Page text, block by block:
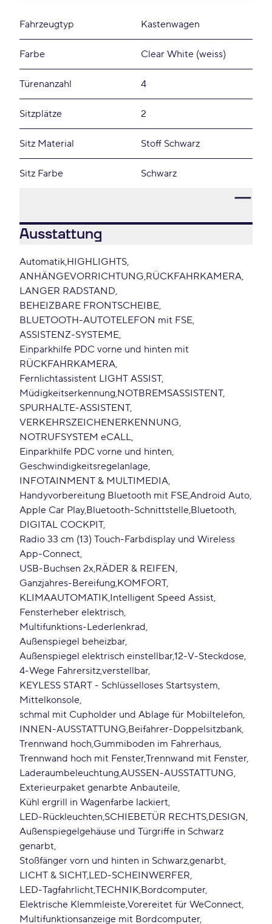
Fahrzeugtyp Kastenwagen
Farbe Clear White (weiss)
Türenanzahl 4
Sitzplätze 2
Sitz Material Stoff Schwarz
Sitz Farbe Schwarz
Ausstattung
Automatik HIGHLIGHTS
ANHÄNGEVORRICHTUNG RÜCKFAHRKAMERA
LANGER RADSTAND
BEHEIZBARE FRONTSCHEIBE
BLUETOOTH-AUTOTELEFON mit FSE
ASSISTENZ-SYSTEME
Einparkhilfe PDC vorne und hinten mit
RÜCKFAHRKAMERA
Fernlichtassistent LIGHT ASSIST
Müdigkeitserkennung NOTBREMSASSISTENT
SPURHALTE-ASSISTENT
VERKEHRSZEICHENERKENNUNG
NOTRUFSYSTEM eCALL
Einparkhilfe PDC vorne und hinten
Geschwindigkeitsregelanlage
INFOTAINMENT & MULTIMEDIA
Handyvorbereitung Bluetooth mit FSEAndroid Auto
Apple Car Play Bluetooth-Schnittstelle Bluetooth
DIGITAL COCKPIT
Radio 33 cm (13) Touch-Farbdisplay und Wireless
App-Connect
USB-Buchsen 2x RÄDER & REIFEN
Ganzjahres-Bereifung KOMFORT
KLIMAAUTOMATIK Intelligent Speed Assist
Fensterheber elektrisch
Multifunktions-Lederlenkrad
Außenspiegel beheizbar
Außenspiegel elektrisch einstellbar12-V-Steckdose
4-Wege Fahrersitzverstellbar
KEYLESS START - Schlüsselloses Startsystem
Mittelkonsole
schmal mit Cupholder und Ablage für Mobiltelefon
INNEN-AUSSTATTUNG Beifahrer-Doppelsitzbank
Trennwand hoch Gummiboden im Fahrerhaus
Trennwand hoch mit FensterTrennwand mit Fenster
Laderaumbeleuchtung AUSSEN-AUSSTATTUNG
Exterieurpaket genarbte Anbauteile
Kühl ergrill in Wagenfarbe lackiert
LED-Rückleuchten SCHIEBETÜR RECHTS DESIGN
Außenspiegelgehäuse und Türgriffe in Schwarz
genarbt
Stoßfänger vorn und hinten in Schwarzgenarbt
LICHT & SICHT LED-SCHEINWERFER
LED-TagfahrlichtTECHNIK Bordcomputer
Elektrische KlemmleisteVorereitet für WeConnect
Multifunktionsanzeige mit Bordcomputer